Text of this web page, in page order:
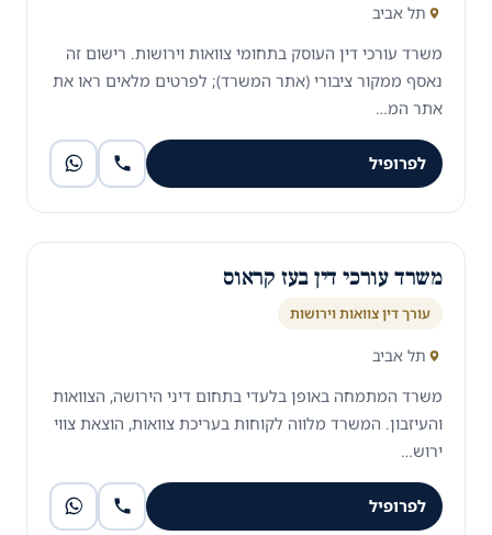
תל אביב
משרד עורכי דין העוסק בתחומי צוואות וירושות. רישום זה
נאסף ממקור ציבורי (אתר המשרד); לפרטים מלאים ראו את
אתר המ…
לפרופיל
משרד עורכי דין בעז קראוס
עורך דין צוואות וירושות
תל אביב
משרד המתמחה באופן בלעדי בתחום דיני הירושה, הצוואות
והעיזבון. המשרד מלווה לקוחות בעריכת צוואות, הוצאת צווי
ירוש…
לפרופיל